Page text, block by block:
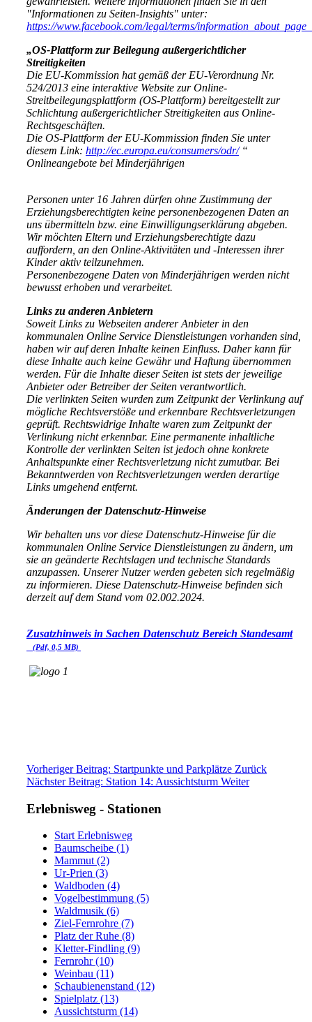
"Informationen zu Seiten-Insights" unter:
https://www.facebook.com/legal/terms/
„OS-Plattform zur Beilegung außergerichtlicher
Streitigkeiten
Die EU-Kommission hat gemäß der EU-Verordnung Nr.
524/2013 eine interaktive Website zur Online-
Streitbeilegungsplattform (OS-Plattform) bereitgestellt zur
Schlichtung außergerichtlicher Streitigkeiten aus Online-
Rechtsgeschäften.
Die OS-Plattform der EU-Kommission finden Sie unter
diesem Link: http://ec.europa.eu/consumers/odr/“
Onlineangebote bei Minderjährigen
Personen unter 16 Jahren dürfen ohne Zustimmung der
Erziehungsberechtigten keine personenbezogenen Daten an
uns übermitteln bzw. eine Einwilligungserklärung abgeben.
Wir möchten Eltern und Erziehungsberechtigte dazu
auffordern, an den Online-Aktivitäten und -Interessen ihrer
Kinder aktiv teilzunehmen.
Personenbezogene Daten von Minderjährigen werden nicht
bewusst erhoben und verarbeitet.
Links zu anderen Anbietern
Soweit Links zu Webseiten anderer Anbieter in den
kommunalen Online Service Dienstleistungen vorhanden sind,
haben wir auf deren Inhalte keinen Einfluss. Daher kann für
diese Inhalte auch keine Gewähr und Haftung übernommen
werden. Für die Inhalte dieser Seiten ist stets der jeweilige
Anbieter oder Betreiber der Seiten verantwortlich.
Die verlinkten Seiten wurden zum Zeitpunkt der Verlinkung auf
mögliche Rechtsverstöße und erkennbare Rechtsverletzungen
geprüft. Rechtswidrige Inhalte waren zum Zeitpunkt der
Verlinkung nicht erkennbar. Eine permanente inhaltliche
Kontrolle der verlinkten Seiten ist jedoch ohne konkrete
Anhaltspunkte einer Rechtsverletzung nicht zumutbar. Bei
Bekanntwerden von Rechtsverletzungen werden derartige
Links umgehend entfernt.
Änderungen der Datenschutz-Hinweise
Wir behalten uns vor diese Datenschutz-Hinweise für die
kommunalen Online Service Dienstleistungen zu ändern, um
sie an geänderte Rechtslagen und technische Standards
anzupassen. Unserer Nutzer werden gebeten sich regelmäßig
zu informieren. Diese Datenschutz-Hinweise befinden sich
derzeit auf dem Stand vom 02.002.2024.
Zusatzhinweis in Sachen Datenschutz Bereich Standesamt
(Pdf, 0,5 MB)
Vorheriger Beitrag: Startpunkte und Parkplätze Zurück
Nächster Beitrag: Station 14: Aussichtsturm Weiter
Erlebnisweg - Stationen
Start Erlebnisweg
Baumscheibe (1)
Mammut (2)
Ur-Prien (3)
Waldboden (4)
Vogelbestimmung (5)
Waldmusik (6)
Ziel-Fernrohre (7)
Platz der Ruhe (8)
Kletter-Findling (9)
Fernrohr (10)
Weinbau (11)
Schaubienenstand (12)
Spielplatz (13)
Aussichtsturm (14)